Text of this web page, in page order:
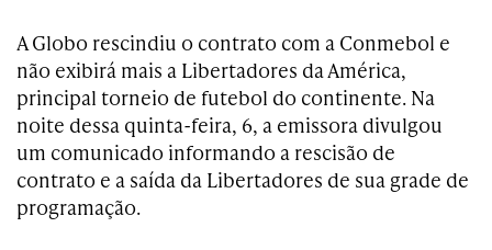
A Globo rescindiu o contrato com a Conmebol e
não exibirá mais a Libertadores da América,
principal torneio de futebol do continente. Na
noite dessa quinta-feira, 6, a emissora divulgou
um comunicado informando a rescisão de
contrato e a saída da Libertadores de sua grade de
programação.